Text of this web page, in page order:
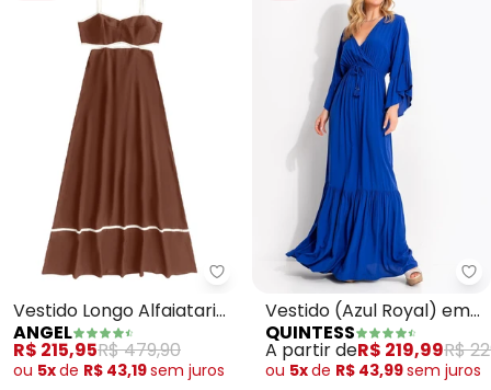
Angel - Vestido Longo
Vestido Longo Alfaiataria
(Marrom)
ANGEL
R$ 215,95R$ 479,90
ou 5xde R$ 43,19sem juros
Vestido (Azul Royal) em
Viscose Plana
QUINTESS
A partir deR$ 219,99R$
ou 5xde R$ 43,99sem juros